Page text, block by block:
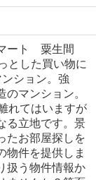
ート 粟生間
とした買い物に
ション。強
マンション。
れてはいますが
る立地です。景
たお部屋探しを
物件を提供しま
扱う物件情報か